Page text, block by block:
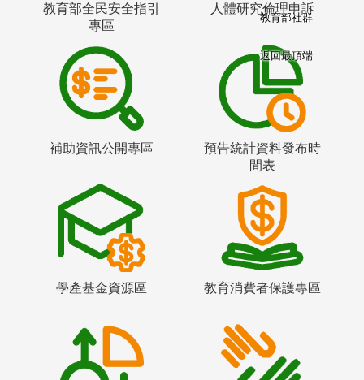
教育部全民安全指引
專區
人體研究倫理申訴
補助資訊公開專區
預告統計資料發布時
間表
學產基金資源區 教育消費者保護專區
教育部社群
返回最頂端